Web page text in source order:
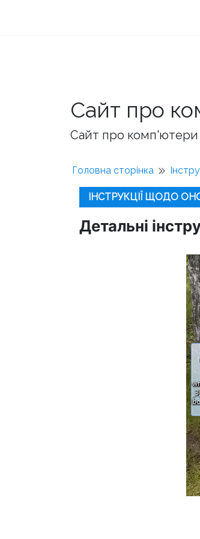
Сайт про
Сайт про комп'ютери
Головна сторінка
ІНСТРУКЦІЇ ЩОДО
Детальні